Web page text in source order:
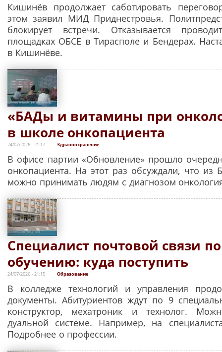
Кишинёв продолжает саботировать
этом заявил МИД Приднестровья.
блокирует встречи. Отказывается
площадках ОБСЕ в Тирасполе и Бендерах.
в Кишинёве.
«БАДы и витамины при
в школе онкопациента
24/07/2026 - 21:17 Здравоохранение
В офисе партии «Обновление» прошло
онкопациента. На этот раз обсуждали, что из
можно принимать людям с диагнозом
Специалист почтовой связи
обучению: куда поступить
24/07/2026 - 21:15 Образование
В колледже технологий и управления
документы. Абитуриентов ждут по 9
конструктор, мехатроник и технолог.
дуальной системе. Например, на
Подробнее о профессии.